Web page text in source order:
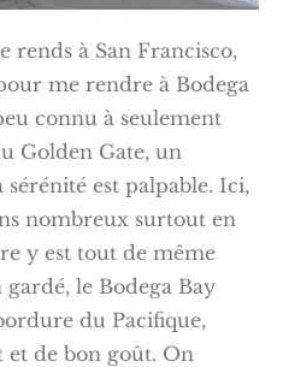
rends à San Francisco,
me rendre à Bodega
connu à seulement
Golden Gate, un
est palpable. Ici,
nombreux surtout en
y est tout de même
le Bodega Bay
du Pacifique,
de bon goût. On